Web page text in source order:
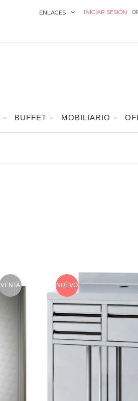
ENLACES INICIAR SESIÓN
BUFFET MOBILIARIO
VENTA NUEVO